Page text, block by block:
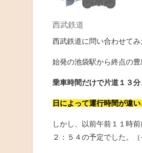
西武鉄道
西武鉄道に問い合わせてみ
始発の池袋駅から終点の
乗車時間だけで片道１３分
日によって運行時間が違
しかし、以前午前１１時
２：５４の予定でした。